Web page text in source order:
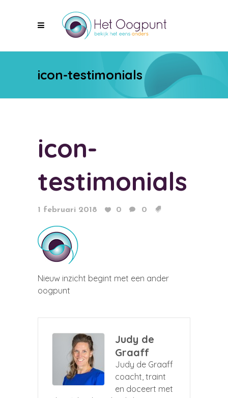
icon-testimonials
icon-
testimonials
1 februari 2018 0 0
Nieuw inzicht begint met een ander
oogpunt
Judy de
Graaff
Judy de Graaff
coacht, traint
en doceert met